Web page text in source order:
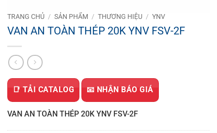
TRANG CHỦ / SẢN PHẨM / THƯƠNG HIỆU / YNV
VAN AN TOÀN THÉP 20K YNV FSV-2F
📑 TẢI CATALOG 📧 NHẬN BÁO GIÁ
VAN AN TOÀN THÉP 20K YNV FSV-2F